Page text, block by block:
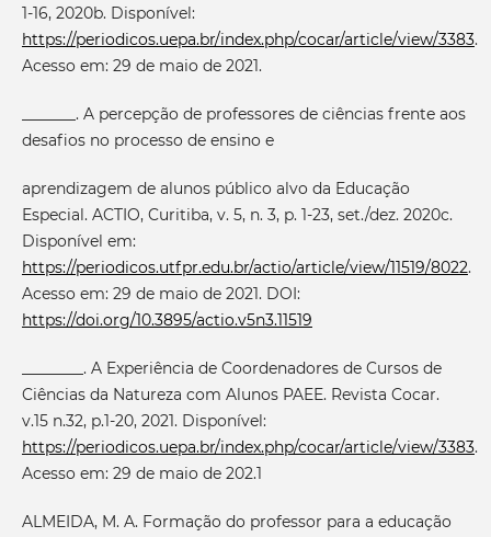
1-16, 2020b. Disponível:
https://periodicos.uepa.br/index.php/cocar/article/view/3383.
Acesso em: 29 de maio de 2021.
_______. A percepção de professores de ciências frente aos
desafios no processo de ensino e
aprendizagem de alunos público alvo da Educação
Especial. ACTIO, Curitiba, v. 5, n. 3, p. 1-23, set./dez. 2020c.
Disponível em:
https://periodicos.utfpr.edu.br/actio/article/view/11519/8022.
Acesso em: 29 de maio de 2021. DOI:
https://doi.org/10.3895/actio.v5n3.11519
________. A Experiência de Coordenadores de Cursos de
Ciências da Natureza com Alunos PAEE. Revista Cocar.
v.15 n.32, p.1-20, 2021. Disponível:
https://periodicos.uepa.br/index.php/cocar/article/view/3383.
Acesso em: 29 de maio de 202.1
ALMEIDA, M. A. Formação do professor para a educação